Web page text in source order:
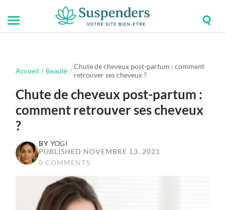
Suspenders
Toggle
mobile
Accueil / Beauté /
Chute de cheveux post-partum : comment
retrouver ses cheveux ?
Chute de cheveux post-partum :
comment retrouver ses cheveux
?
BY YOGI
PUBLISHED NOVEMBRE 13, 2021
0 COMMENTS